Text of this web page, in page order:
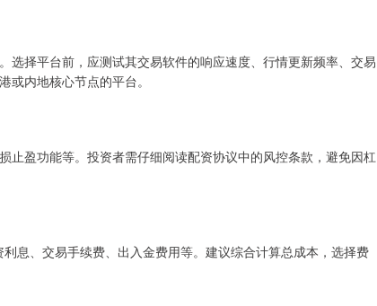
择平台前，应测试其交易软件的响应速度、行情更新频率、交易
内地核心节点的平台。
止盈功能等。投资者需仔细阅读配资协议中的风控条款，避免因杠
息、交易手续费、出入金费用等。建议综合计算总成本，选择费